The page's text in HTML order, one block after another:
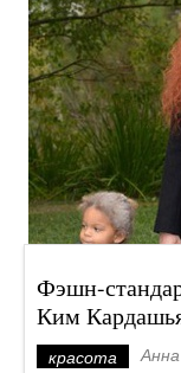
Фэшн-
Ким
красота